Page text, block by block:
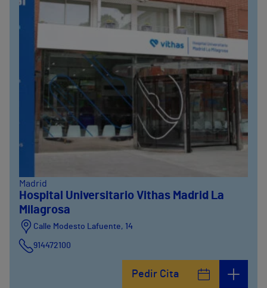
Madrid
Hospital Universitario Vithas Madrid La
Milagrosa
Calle Modesto Lafuente, 14
914472100
Pedir Cita